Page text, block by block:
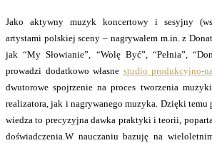
Jako aktywny muzyk koncertowy i sesyjny
artystami polskiej sceny – nagrywałem m.in. z
jak “My Słowianie”, “Wolę Być”, “Pełnia”,
prowadzi dodatkowo własne studio produkcyjno-
dwutorowe spojrzenie na proces tworzenia
realizatora, jak i nagrywanego muzyka. Dzięki temu
wiedza to precyzyjna dawka praktyki i teorii,
doświadczenia.W nauczaniu bazuję na